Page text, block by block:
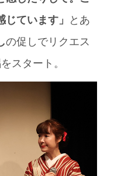
ています」
とあ
の促しでリクエス
スタート。